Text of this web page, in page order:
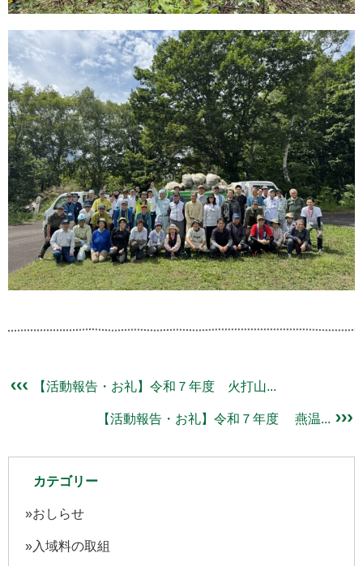
【活動報告・お礼】令和７年度 火打山...
【活動報告・お礼】令和７年度 燕温...
カテゴリー
おしらせ
入域料の取組